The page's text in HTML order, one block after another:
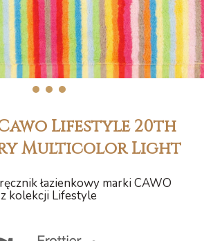
1 2 3
Lifestyle 20th
Multicolor Light
łazienkowy marki CAWO
z kolekcji Lifestyle